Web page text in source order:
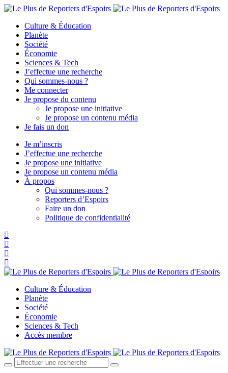
Culture & Éducation
Planète
Société
Économie
Sciences & Tech
J’effectue une recherche
Qui sommes-nous ?
Me connecter
Je propose du contenu
Je propose une initiative
Je propose un contenu média
Je fais un don
Je m’inscris
J’effectue une recherche
Je propose une initiative
Je propose un contenu média
À propos
Qui sommes-nous ?
Reporters d’Espoirs
Faire un don
Politique de confidentialité
Culture & Éducation
Planète
Société
Économie
Sciences & Tech
Accès membre